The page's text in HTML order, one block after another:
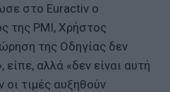
στο Euractiv ο
της PMI, Χρήστος
της Οδηγίας δεν
είπε, αλλά «δεν είναι αυτή
οι τιμές αυξηθούν